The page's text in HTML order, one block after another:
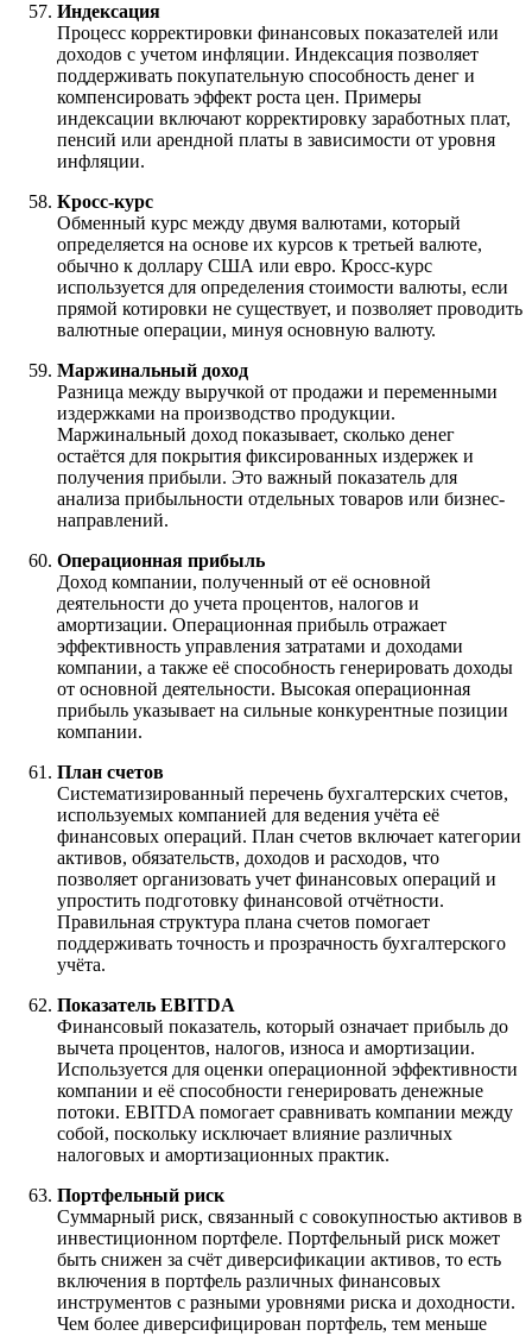
Индексация
Процесс корректировки финансовых показателей или
доходов с учетом инфляции. Индексация позволяет
поддерживать покупательную способность денег и
компенсировать эффект роста цен. Примеры
индексации включают корректировку заработных плат,
пенсий или арендной платы в зависимости от уровня
инфляции.
Кросс-курс
Обменный курс между двумя валютами, который
определяется на основе их курсов к третьей валюте,
обычно к доллару США или евро. Кросс-курс
используется для определения стоимости валюты, если
прямой котировки не существует, и позволяет проводить
валютные операции, минуя основную валюту.
Маржинальный доход
Разница между выручкой от продажи и переменными
издержками на производство продукции.
Маржинальный доход показывает, сколько денег
остаётся для покрытия фиксированных издержек и
получения прибыли. Это важный показатель для
анализа прибыльности отдельных товаров или бизнес-
направлений.
Операционная прибыль
Доход компании, полученный от её основной
деятельности до учета процентов, налогов и
амортизации. Операционная прибыль отражает
эффективность управления затратами и доходами
компании, а также её способность генерировать доходы
от основной деятельности. Высокая операционная
прибыль указывает на сильные конкурентные позиции
компании.
План счетов
Систематизированный перечень бухгалтерских счетов,
используемых компанией для ведения учёта её
финансовых операций. План счетов включает категории
активов, обязательств, доходов и расходов, что
позволяет организовать учет финансовых операций и
упростить подготовку финансовой отчётности.
Правильная структура плана счетов помогает
поддерживать точность и прозрачность бухгалтерского
учёта.
Показатель EBITDA
Финансовый показатель, который означает прибыль до
вычета процентов, налогов, износа и амортизации.
Используется для оценки операционной эффективности
компании и её способности генерировать денежные
потоки. EBITDA помогает сравнивать компании между
собой, поскольку исключает влияние различных
налоговых и амортизационных практик.
Портфельный риск
Суммарный риск, связанный с совокупностью активов в
инвестиционном портфеле. Портфельный риск может
быть снижен за счёт диверсификации активов, то есть
включения в портфель различных финансовых
инструментов с разными уровнями риска и доходности.
Чем более диверсифицирован портфель, тем меньше